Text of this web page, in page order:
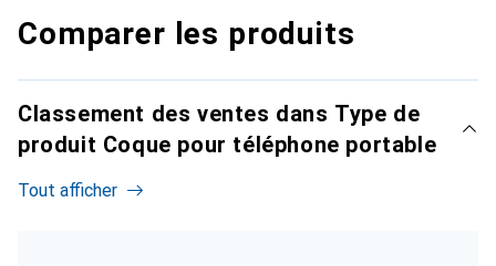
Comparer les produits
Classement des ventes dans Type de
produit Coque pour téléphone portable
Tout afficher